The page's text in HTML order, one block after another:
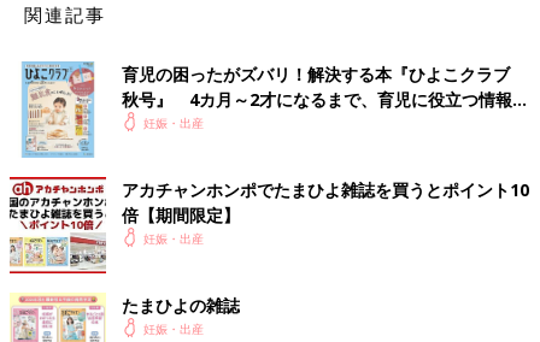
関連記事
育児の困ったがズバリ！解決する本『ひよこクラブ
秋号』 4カ月～2才になるまで、育児に役立つ情報が
いっぱい！
妊娠・出産
アカチャンホンポでたまひよ雑誌を買うとポイント10
倍【期間限定】
妊娠・出産
たまひよの雑誌
妊娠・出産